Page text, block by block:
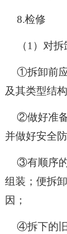
8.检修
（1）对
①拆卸前
及其类型结构
②做好准
并做好安全
③有顺序
组装；便拆
因；
④拆下的